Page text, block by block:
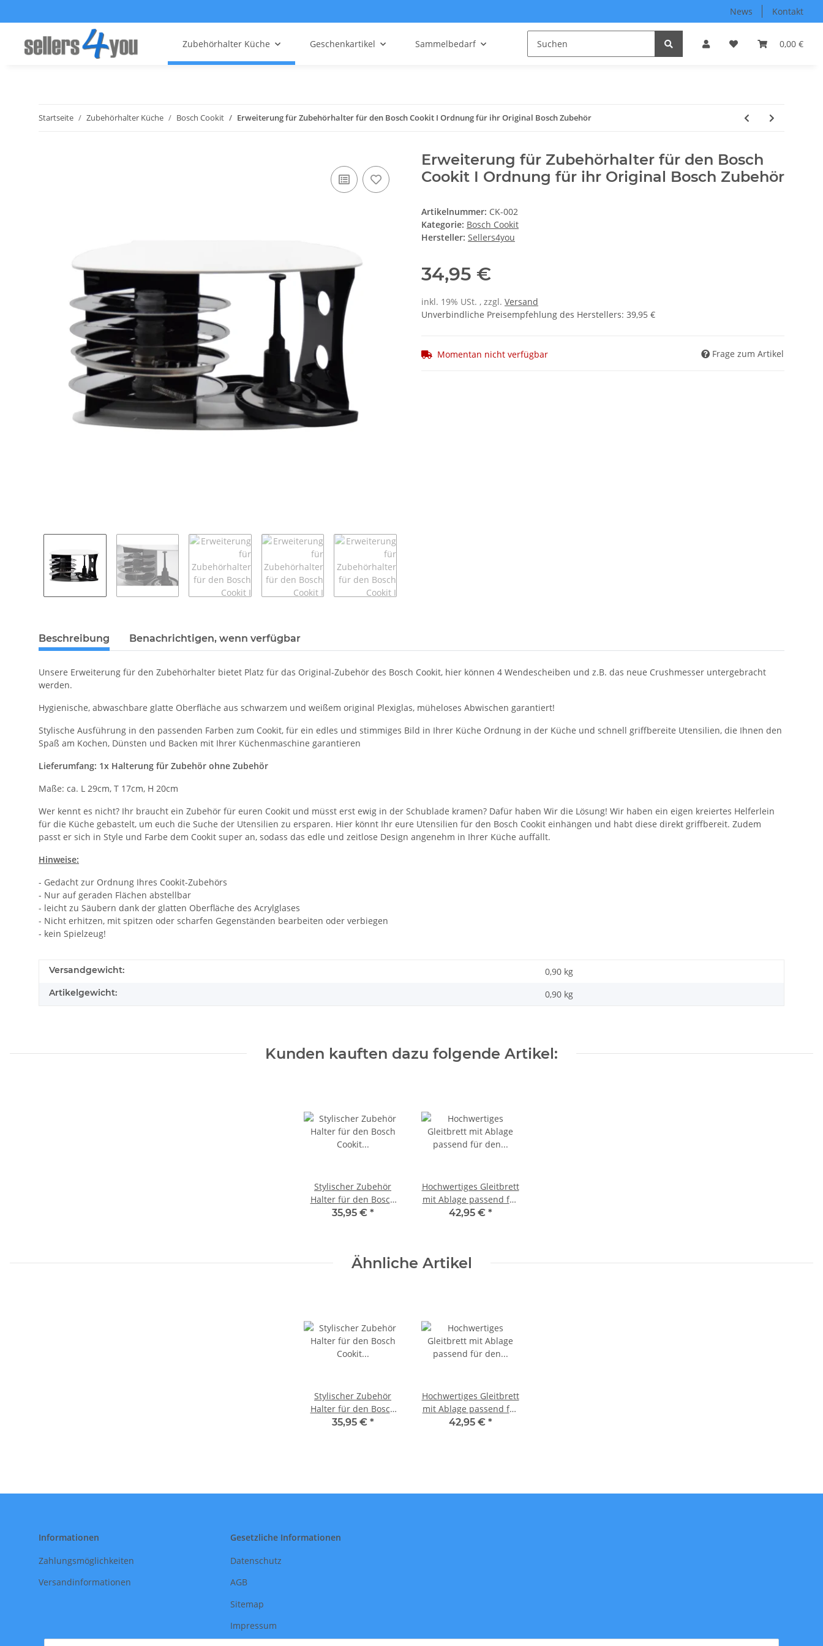
News Kontakt
0,00 €
Zubehörhalter Küche Geschenkartikel Sammelbedarf
Startseite Zubehörhalter Küche Bosch Cookit Erweiterung für Zubehörhalter für den Bosch Cookit I Ordnung für ihr Original Bosch Zubehör
Erweiterung für Zubehörhalter für den Bosch
Cookit I Ordnung für ihr Original Bosch Zubehör
Artikelnummer: CK-002
Kategorie: Bosch Cookit
Hersteller: Sellers4you
34,95 €
inkl. 19% USt. , zzgl. Versand
Unverbindliche Preisempfehlung des Herstellers: 39,95 €
Momentan nicht verfügbar Frage zum Artikel
Beschreibung Benachrichtigen, wenn verfügbar
Unsere Erweiterung für den Zubehörhalter bietet Platz für das Original-Zubehör des Bosch Cookit, hier können 4 Wendescheiben und z.B. das neue Crushmesser untergebracht
werden.
Hygienische, abwaschbare glatte Oberfläche aus schwarzem und weißem original Plexiglas, müheloses Abwischen garantiert!
Stylische Ausführung in den passenden Farben zum Cookit, für ein edles und stimmiges Bild in Ihrer Küche Ordnung in der Küche und schnell griffbereite Utensilien, die Ihnen den
Spaß am Kochen, Dünsten und Backen mit Ihrer Küchenmaschine garantieren
Lieferumfang: 1x Halterung für Zubehör ohne Zubehör
Maße: ca. L 29cm, T 17cm, H 20cm
Wer kennt es nicht? Ihr braucht ein Zubehör für euren Cookit und müsst erst ewig in der Schublade kramen? Dafür haben Wir die Lösung! Wir haben ein eigen kreiertes Helferlein
für die Küche gebastelt, um euch die Suche der Utensilien zu ersparen. Hier könnt Ihr eure Utensilien für den Bosch Cookit einhängen und habt diese direkt griffbereit. Zudem
passt er sich in Style und Farbe dem Cookit super an, sodass das edle und zeitlose Design angenehm in Ihrer Küche auffällt.
Hinweise:
- Gedacht zur Ordnung Ihres Cookit-Zubehörs
- Nur auf geraden Flächen abstellbar
- leicht zu Säubern dank der glatten Oberfläche des Acrylglases
- Nicht erhitzen, mit spitzen oder scharfen Gegenständen bearbeiten oder verbiegen
- kein Spielzeug!
Versandgewicht: 0,90 kg
Artikelgewicht: 0,90 kg
Kunden kauften dazu folgende Artikel:
Stylischer Zubehör
Halter für den Bosch
Cookit I Ordnung für
35,95 € *
Hochwertiges Gleitbrett
mit Ablage passend für
den Bosch Cookit aus
42,95 € *
Ähnliche Artikel
Stylischer Zubehör
Halter für den Bosch
Cookit I Ordnung für
35,95 € *
Hochwertiges Gleitbrett
mit Ablage passend für
den Bosch Cookit aus
42,95 € *
Informationen
Zahlungsmöglichkeiten
Versandinformationen
Gesetzliche Informationen
Datenschutz
AGB
Sitemap
Impressum